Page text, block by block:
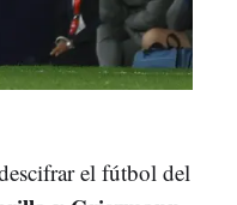
el fútbol del